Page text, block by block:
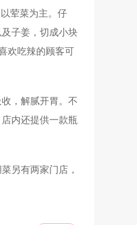
荤菜为主。仔
子姜，切成小块
欢吃辣的顾客可
，解腻开胃。不
内还提供一款瓶
另有两家门店，